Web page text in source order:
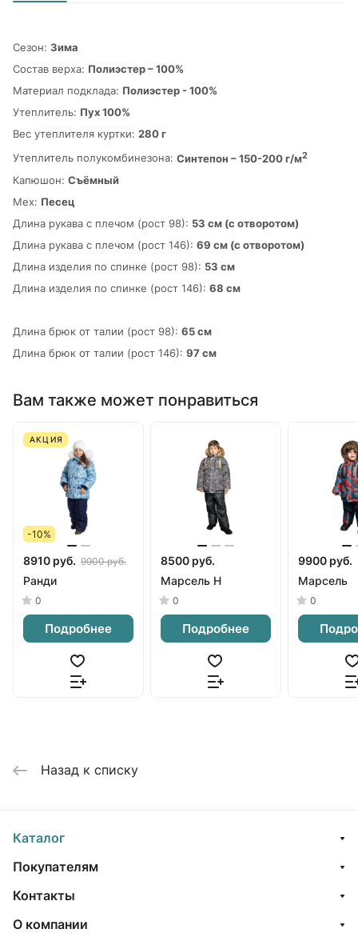
Сезон: Зима
Состав верха: Полиэстер – 100%
Материал подклада: Полиэстер - 100%
Утеплитель: Пух 100%
Вес утеплителя куртки: 280 г
Утеплитель полукомбинезона: Синтепон – 150-200 г/м2
Капюшон: Съёмный
Мех: Песец
Длина рукава с плечом (рост 98): 53 см (с отворотом)
Длина рукава с плечом (рост 146): 69 см (с отворотом)
Длина изделия по спинке (рост 98): 53 см
Длина изделия по спинке (рост 146): 68 см
Длина брюк от талии (рост 98): 65 см
Длина брюк от талии (рост 146): 97 см
Вам также может понравиться
АКЦИЯ
-10%
8910 руб. 9900 руб.
Ранди
0
Подробнее
8500 руб.
Марсель Н
0
Подробнее
9900 руб.
Марсель
0
Назад к списку
Каталог
Покупателям
Контакты
О компании